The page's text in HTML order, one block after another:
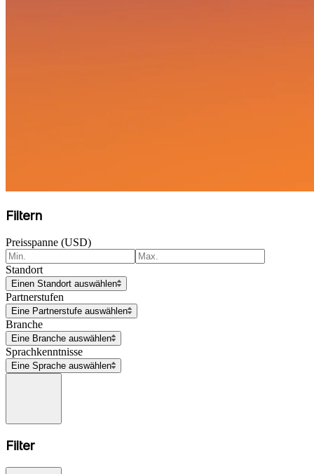
Filtern
Preisspanne (USD)
Standort
Einen Standort auswählen
Partnerstufen
Eine Partnerstufe auswählen
Branche
Eine Branche auswählen
Sprachkenntnisse
Eine Sprache auswählen
Filter